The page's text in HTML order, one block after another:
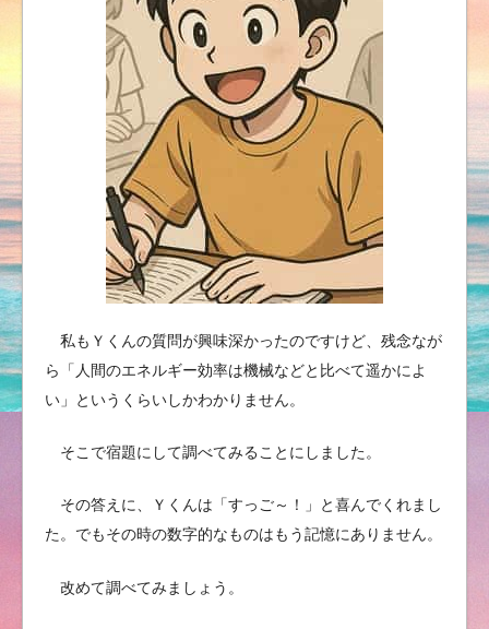
私もＹくんの質問が興味深かったのですけど、残念なが
ら「人間のエネルギー効率は機械などと比べて遥かによ
い」というくらいしかわかりません。
そこで宿題にして調べてみることにしました。
その答えに、Ｙくんは「すっご～！」と喜んでくれまし
た。でもその時の数字的なものはもう記憶にありません。
改めて調べてみましょう。